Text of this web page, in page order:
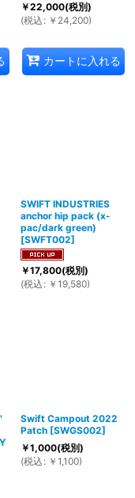
￥22,000(税別)
(税込 : ￥ 24,200)
カートに入れる
SWIFT INDUSTRIES
anchor hip pack (x-
pac/dark green)
[SWFT002]
￥17,800(税別)
(税込 : ￥ 19,580)
Swift Campout 2022
Patch [SWGS002]
￥1,000(税別)
(税込 : ￥ 1,100)